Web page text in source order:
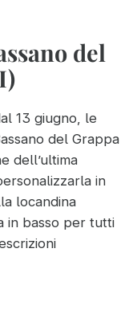
del
13 giugno, le
del Grappa
dell’ultima
in
locandina
in basso per tutti